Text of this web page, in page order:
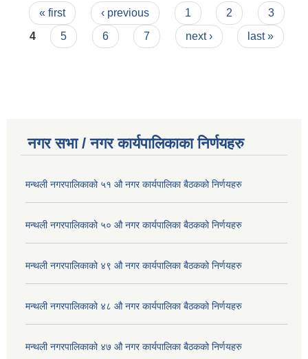
Pages
« first ‹ previous 1 2
3
4
5 6 7 next › last »
नगर सभा / नगर कार्यपालिकाका निर्णयहरु
मन्थली नगरपालिकाको ५१ औ नगर कार्यपालिका बैठकको निर्णयहरु
मन्थली नगरपालिकाको ५० औ नगर कार्यपालिका बैठकको निर्णयहरु
मन्थली नगरपालिकाको ४९ औ नगर कार्यपालिका बैठकको निर्णयहरु
मन्थली नगरपालिकाको ४८ औ नगर कार्यपालिका बैठकको निर्णयहरु
मन्थली नगरपालिकाको ४७ औ नगर कार्यपालिका बैठकको निर्णयहरु